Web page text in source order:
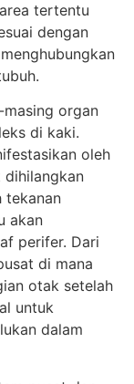
tertentu
dengan
organ
di kaki.
oleh
tekanan
akan
perifer. Dari
di mana
otak setelah
untuk
dalam